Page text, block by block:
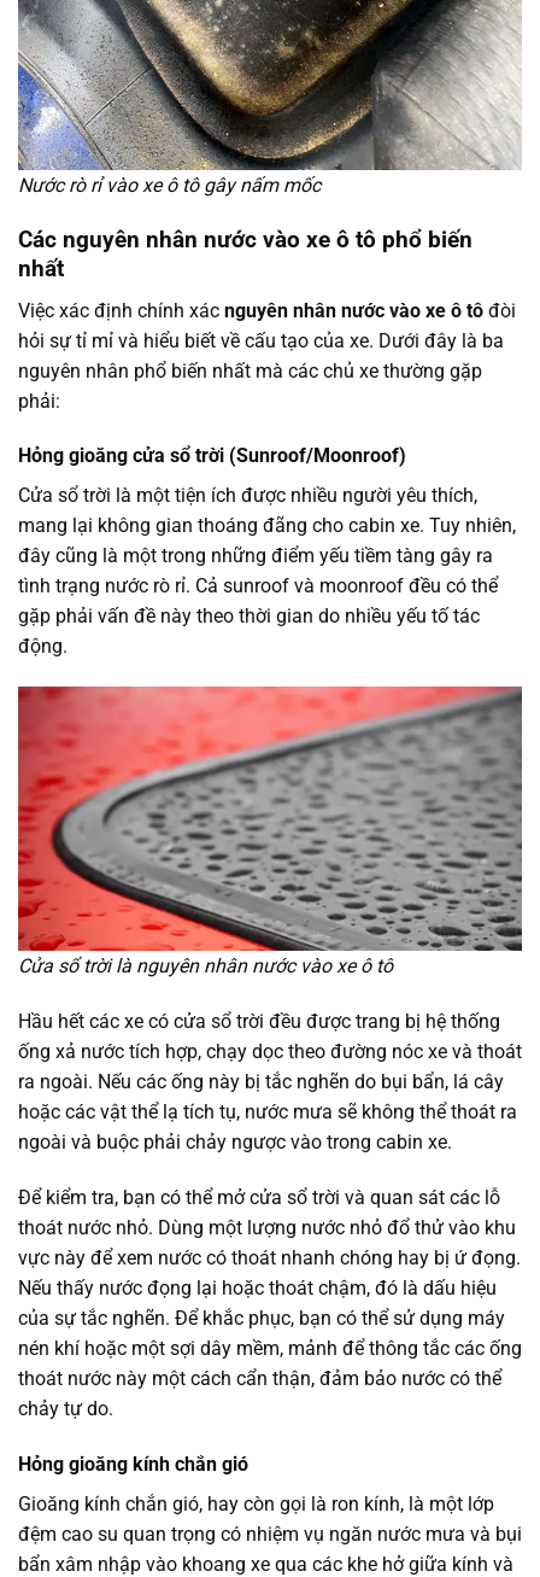
Nước rò rỉ vào xe ô tô gây nấm mốc
Các nguyên nhân nước vào xe ô tô phổ biến
nhất
Việc xác định chính xác nguyên nhân nước vào xe ô tô đòi
hỏi sự tỉ mỉ và hiểu biết về cấu tạo của xe. Dưới đây là ba
nguyên nhân phổ biến nhất mà các chủ xe thường gặp
phải:
Hỏng gioăng cửa sổ trời (Sunroof/Moonroof)
Cửa sổ trời là một tiện ích được nhiều người yêu thích,
mang lại không gian thoáng đãng cho cabin xe. Tuy nhiên,
đây cũng là một trong những điểm yếu tiềm tàng gây ra
tình trạng nước rò rỉ. Cả sunroof và moonroof đều có thể
gặp phải vấn đề này theo thời gian do nhiều yếu tố tác
động.
Cửa sổ trời là nguyên nhân nước vào xe ô tô
Hầu hết các xe có cửa sổ trời đều được trang bị hệ thống
ống xả nước tích hợp, chạy dọc theo đường nóc xe và thoát
ra ngoài. Nếu các ống này bị tắc nghẽn do bụi bẩn, lá cây
hoặc các vật thể lạ tích tụ, nước mưa sẽ không thể thoát ra
ngoài và buộc phải chảy ngược vào trong cabin xe.
Để kiểm tra, bạn có thể mở cửa sổ trời và quan sát các lỗ
thoát nước nhỏ. Dùng một lượng nước nhỏ đổ thử vào khu
vực này để xem nước có thoát nhanh chóng hay bị ứ đọng.
Nếu thấy nước đọng lại hoặc thoát chậm, đó là dấu hiệu
của sự tắc nghẽn. Để khắc phục, bạn có thể sử dụng máy
nén khí hoặc một sợi dây mềm, mảnh để thông tắc các ống
thoát nước này một cách cẩn thận, đảm bảo nước có thể
chảy tự do.
Hỏng gioăng kính chắn gió
Gioăng kính chắn gió, hay còn gọi là ron kính, là một lớp
đệm cao su quan trọng có nhiệm vụ ngăn nước mưa và bụi
bẩn xâm nhập vào khoang xe qua các khe hở giữa kính và